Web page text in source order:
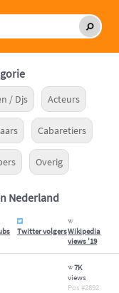
/ Djs Acteurs
Cabaretiers
Overig
Nederland
Twitter volgersWikipedia
views '19
7K
views
2892